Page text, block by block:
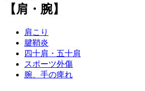
【肩・腕】
肩こり
腱鞘炎
四十肩・五十肩
スポーツ外傷
腕、手の痺れ